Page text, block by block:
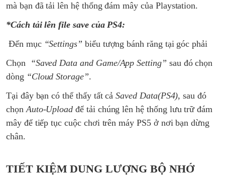
mà bạn đã tải lên hệ thống đám mây của Playstation.
*Cách tải lên file save của PS4:
Đến mục“Settings” biểu tượng bánh răng tại góc phải
Chọn “Saved Data and Game/App Setting” sau đó chọn
dòng “Cloud Storage”.
Tại đây bạn có thể thấy tất cảSaved Data(PS4), sau đó
chọnAuto-Upload để tải chúng lên hệ thống lưu trữ đám
mây để tiếp tục cuộc chơi trên máy PS5 ở nơi bạn dừng
chân.
TIẾT KIỆM DUNG LƯỢNG BỘ NHỚ